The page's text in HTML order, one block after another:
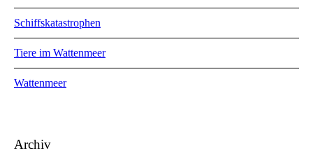
Schiffskatastrophen
Tiere im Wattenmeer
Wattenmeer
Archiv